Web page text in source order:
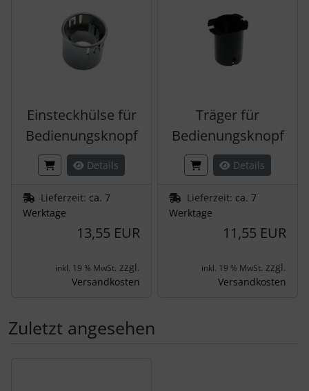
Einsteckhülse für
Bedienungsknopf
Details
Lieferzeit: ca. 7
Werktage
13,55 EUR
inkl. 19 % MwSt. zzgl.
Versandkosten
Träger für
Bedienungsknopf
Details
Lieferzeit: ca. 7
Werktage
11,55 EUR
inkl. 19 % MwSt. zzgl.
Versandkosten
Zuletzt angesehen